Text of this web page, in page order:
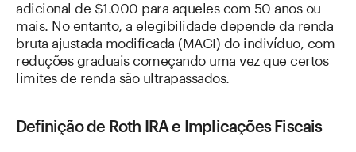
adicional de $1.000 para aqueles com 50 anos ou
mais. No entanto, a elegibilidade depende da renda
bruta ajustada modificada (MAGI) do indivíduo, com
reduções graduais começando uma vez que certos
limites de renda são ultrapassados.
Definição de Roth IRA e Implicações Fiscais